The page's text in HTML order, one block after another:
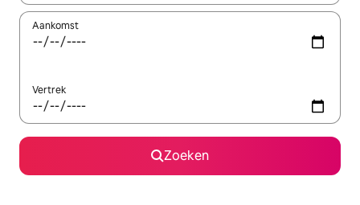
Aankomst
Vertrek
Zoeken